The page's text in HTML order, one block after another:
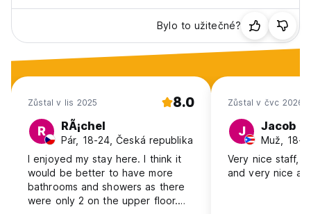
Bylo to užitečné?
Zůstal v lis 2025 8.0
R RÃ¡chel
Pár, 18-24, Česká republika
I enjoyed my stay here. I think it
would be better to have more
bathrooms and showers as there
were only 2 on the upper floor.
Zůstal v čvc 2026
J Jacob
Muž, 18-
Very nice staff,
and very nice